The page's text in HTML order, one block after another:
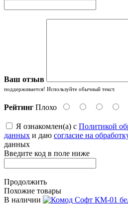
Ваш отзыв
поддерживается! Используйте обычный текст.
Рейтинг Плохо
Я ознакомлен(а) с Политикой
данных и даю согласие на
данных
Введите код в поле ниже
Продолжить
Похожие товары
В наличии